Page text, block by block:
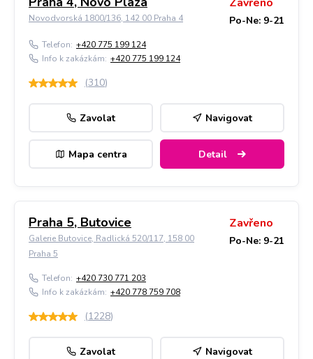
Novodvorská 1800/136, 142 00 Praha 4 Po-Ne: 9-21
Telefon: +420 775 199 124
Info k zakázkám: +420 775 199 124
(310)
Zavolat Navigovat
Mapa centra Detail
Praha 5, Butovice
Galerie Butovice, Radlická 520/117, 158 00
Praha 5
Zavřeno
Po-Ne: 9-21
Telefon: +420 730 771 203
Info k zakázkám: +420 778 759 708
(1228)
Zavolat Navigovat